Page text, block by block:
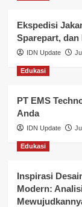
Layanan
Nasional
Pemerintahan
Pendidikan
Perbankan &
Perpajakan &
Profil Wilayah
Sosial & Budaya
Ekspedisi
Sparepart,
IDN Update
Edukasi
PT EMS
Anda
IDN Update
Edukasi
Inspirasi
Modern: